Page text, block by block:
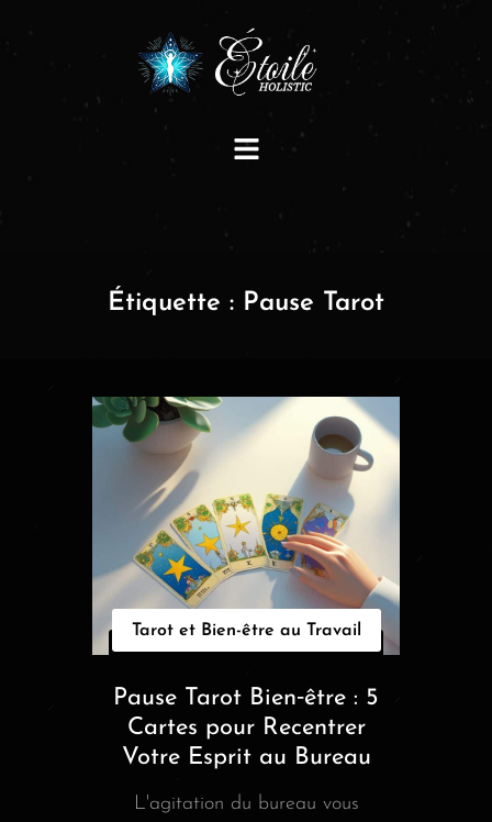
Étiquette : Pause Tarot
Tarot et Bien-être au Travail
Pause Tarot Bien‑être : 5
Cartes pour Recentrer
Votre Esprit au Bureau
L'agitation du bureau vous